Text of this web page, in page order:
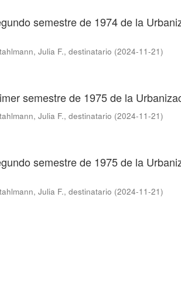
semestre de 1974 de la
Julia F., destinatario (2024-11-21)
semestre de 1975 de la
Julia F., destinatario (2024-11-21)
semestre de 1975 de la
Julia F., destinatario (2024-11-21)